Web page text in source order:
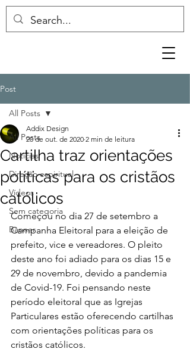
Post
All Posts
Notícias
Direção espiritual
Vídeos
Sem categoria
Banner
All Posts
Cartilha traz orientações
políticas para os cristãos
católicos
Addix Design
20 de out. de 2020 2 min de leitura
Começou no dia 27 de setembro a
Campanha Eleitoral para a eleição de
prefeito, vice e vereadores. O pleito
deste ano foi adiado para os dias 15 e
29 de novembro, devido a pandemia
de Covid-19. Foi pensando neste
período eleitoral que as Igrejas
Particulares estão oferecendo cartilhas
com orientações políticas para os
cristãos católicos.